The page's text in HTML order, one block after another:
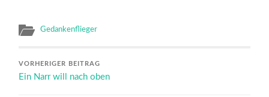
Gedankenflieger
VORHERIGER BEITRAG
Ein Narr will nach oben